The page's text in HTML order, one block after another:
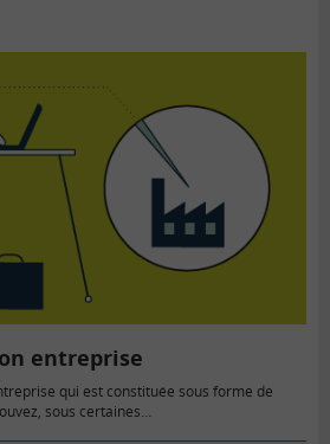
entreprise
qui est constituée sous forme de
sous certaines…